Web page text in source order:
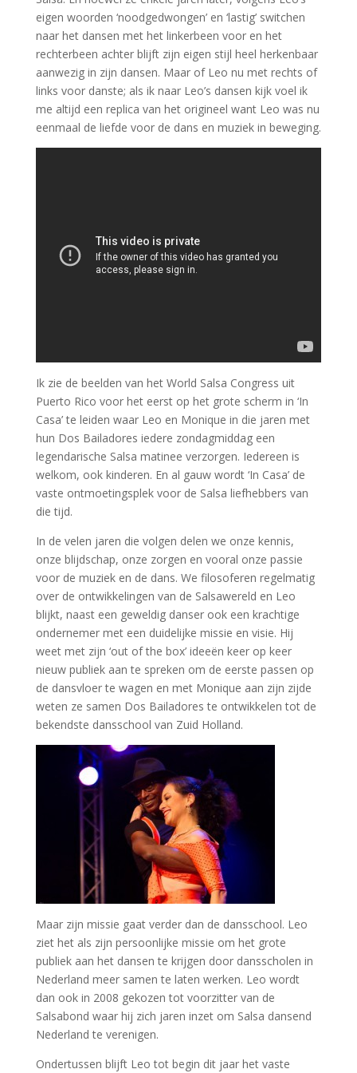
eigen woorden ‘noodgedwongen’ en ‘lastig’ switchen
naar het dansen met het linkerbeen voor en het
rechterbeen achter blijft zijn eigen stijl heel herkenbaar
aanwezig in zijn dansen. Maar of Leo nu met rechts of
links voor danste; als ik naar Leo’s dansen kijk voel ik
me altijd een replica van het origineel want Leo was nu
eenmaal de liefde voor de dans en muziek in beweging.
Ik zie de beelden van het World Salsa Congress uit
Puerto Rico voor heteerst op het grote scherm in ‘In
Casa’ te leiden waar Leo en Monique in die jaren met
hun Dos Bailadores iedere zondagmiddag een
legendarische Salsa matinee verzorgen. Iedereen is
welkom, ook kinderen. En al gauw wordt ‘In Casa’ de
vaste ontmoetingsplek voor de Salsa liefhebbers van
die tijd.
In de velen jaren die volgen delen we onze kennis,
onze blijdschap, onze zorgen en vooral onze passie
voor de muziek en de dans. We filosoferen regelmatig
over de ontwikkelingen van de Salsawereld en Leo
blijkt, naast een geweldig danser ook een krachtige
ondernemer met een duidelijke missie en visie. Hij
weet met zijn ‘out of the box’ ideeën keer op keer
nieuw publiek aan te spreken om de eerste passen op
de dansvloer te wagen en met Monique aan zijn zijde
weten ze samen Dos Bailadores te ontwikkelen tot de
bekendste dansschool van Zuid Holland.
Maar zijn missie gaat verder dan de dansschool. Leo
ziet het als zijn persoonlijke missie om het grote
publiek aan het dansen te krijgen door dansscholen in
Nederland meer samen te laten werken. Leo wordt
dan ook in 2008 gekozen tot voorzitter van de
Salsabond waar hij zich jaren inzet om Salsa dansend
Nederland te verenigen.
Ondertussen blijft Leo tot begin dit jaar het vaste